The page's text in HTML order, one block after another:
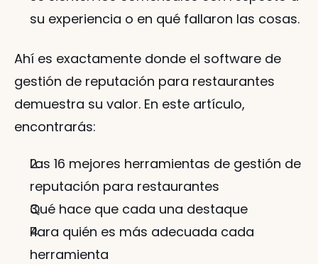
su experiencia o en qué fallaron las cosas.
Ahí es exactamente donde el software de
gestión de reputación para restaurantes
demuestra su valor. En este artículo,
encontrarás:
Las 16 mejores herramientas de gestión de
reputación para restaurantes
Qué hace que cada una destaque
Para quién es más adecuada cada
herramienta